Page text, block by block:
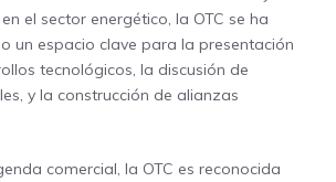
el sector energético, la OTC se ha
un espacio clave para la presentación
tecnológicos, la discusión de
y la construcción de alianzas
comercial, la OTC es reconocida